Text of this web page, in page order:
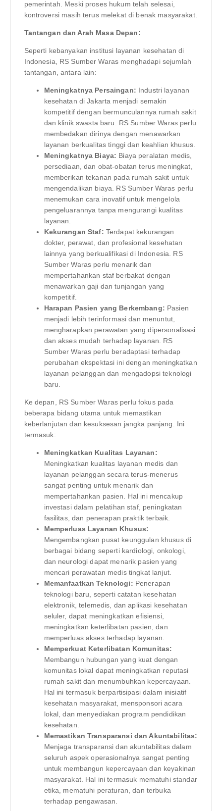
pemerintah. Meski proses hukum telah selesai,
kontroversi masih terus melekat di benak masyarakat.
Tantangan dan Arah Masa Depan:
Seperti kebanyakan institusi layanan kesehatan di
Indonesia, RS Sumber Waras menghadapi sejumlah
tantangan, antara lain:
Meningkatnya Persaingan: Industri layanan
kesehatan di Jakarta menjadi semakin
kompetitif dengan bermunculannya rumah sakit
dan klinik swasta baru. RS Sumber Waras perlu
membedakan dirinya dengan menawarkan
layanan berkualitas tinggi dan keahlian khusus.
Meningkatnya Biaya: Biaya peralatan medis,
persediaan, dan obat-obatan terus meningkat,
memberikan tekanan pada rumah sakit untuk
mengendalikan biaya. RS Sumber Waras perlu
menemukan cara inovatif untuk mengelola
pengeluarannya tanpa mengurangi kualitas
layanan.
Kekurangan Staf: Terdapat kekurangan
dokter, perawat, dan profesional kesehatan
lainnya yang berkualifikasi di Indonesia. RS
Sumber Waras perlu menarik dan
mempertahankan staf berbakat dengan
menawarkan gaji dan tunjangan yang
kompetitif.
Harapan Pasien yang Berkembang: Pasien
menjadi lebih terinformasi dan menuntut,
mengharapkan perawatan yang dipersonalisasi
dan akses mudah terhadap layanan. RS
Sumber Waras perlu beradaptasi terhadap
perubahan ekspektasi ini dengan meningkatkan
layanan pelanggan dan mengadopsi teknologi
baru.
Ke depan, RS Sumber Waras perlu fokus pada
beberapa bidang utama untuk memastikan
keberlanjutan dan kesuksesan jangka panjang. Ini
termasuk:
Meningkatkan Kualitas Layanan:
Meningkatkan kualitas layanan medis dan
layanan pelanggan secara terus-menerus
sangat penting untuk menarik dan
mempertahankan pasien. Hal ini mencakup
investasi dalam pelatihan staf, peningkatan
fasilitas, dan penerapan praktik terbaik.
Memperluas Layanan Khusus:
Mengembangkan pusat keunggulan khusus di
berbagai bidang seperti kardiologi, onkologi,
dan neurologi dapat menarik pasien yang
mencari perawatan medis tingkat lanjut.
Memanfaatkan Teknologi: Penerapan
teknologi baru, seperti catatan kesehatan
elektronik, telemedis, dan aplikasi kesehatan
seluler, dapat meningkatkan efisiensi,
meningkatkan keterlibatan pasien, dan
memperluas akses terhadap layanan.
Memperkuat Keterlibatan Komunitas:
Membangun hubungan yang kuat dengan
komunitas lokal dapat meningkatkan reputasi
rumah sakit dan menumbuhkan kepercayaan.
Hal ini termasuk berpartisipasi dalam inisiatif
kesehatan masyarakat, mensponsori acara
lokal, dan menyediakan program pendidikan
kesehatan.
Memastikan Transparansi dan Akuntabilitas:
Menjaga transparansi dan akuntabilitas dalam
seluruh aspek operasionalnya sangat penting
untuk membangun kepercayaan dan keyakinan
masyarakat. Hal ini termasuk mematuhi standar
etika, mematuhi peraturan, dan terbuka
terhadap pengawasan.